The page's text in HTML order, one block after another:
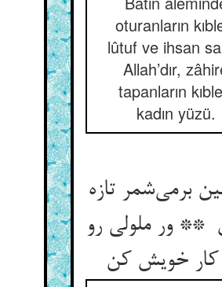
oturanların
lûtuf ve ihsan
Allah’dır,
tapanların
kadın yüzü.
برمی‌شمر تازه
** ور ملولی رو